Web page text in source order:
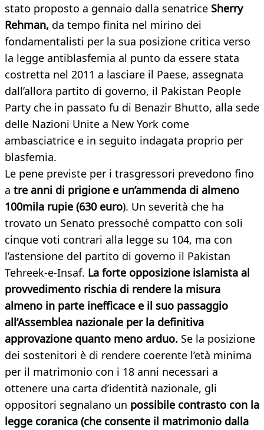
stato proposto a gennaio dalla senatrice Sherry
Rehman, da tempo finita nel mirino dei
fondamentalisti per la sua posizione critica verso
la legge antiblasfemia al punto da essere stata
costretta nel 2011 a lasciare il Paese, assegnata
dall’allora partito di governo, il Pakistan People
Party che in passato fu di Benazir Bhutto, alla sede
delle Nazioni Unite a New York come
ambasciatrice e in seguito indagata proprio per
blasfemia.
Le pene previste per i trasgressori prevedono fino
a tre anni di prigione e un’ammenda di almeno
100mila rupie (630 euro). Un severità che ha
trovato un Senato pressoché compatto con soli
cinque voti contrari alla legge su 104, ma con
l’astensione del partito di governo il Pakistan
Tehreek-e-Insaf. La forte opposizione islamista al
provvedimento rischia di rendere la misura
almeno in parte inefficace e il suo passaggio
all’Assemblea nazionale per la definitiva
approvazione quanto meno arduo. Se la posizione
dei sostenitori è di rendere coerente l’età minima
per il matrimonio con i 18 anni necessari a
ottenere una carta d’identità nazionale, gli
oppositori segnalano un possibile contrasto con la
legge coranica (che consente il matrimonio dalla